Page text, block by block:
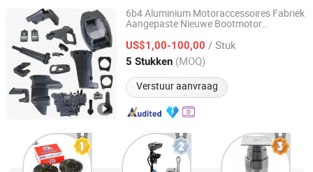
6b4 Aluminium Motoraccessoires Fabriek
Aangepaste Nieuwe Bootmotor
YAMAHA Buitenboordmotor
Mariene Motoronderdeel
US$1,00-100,00 / Stuk
5 Stukken (MOQ)
Verstuur aanvraag
Ningbo Dofan Machinery Technology Co., Ltd.
Zhejiang, China Sinds 2025